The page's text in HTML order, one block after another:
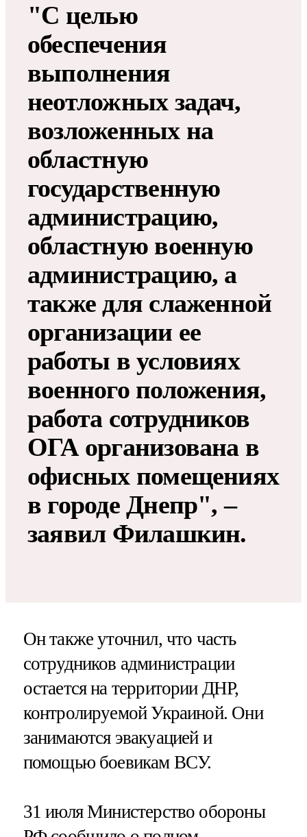
"С целью
обеспечения
выполнения
неотложных задач,
возложенных на
областную
государственную
администрацию,
областную военную
администрацию, а
также для слаженной
организации ее
работы в условиях
военного положения,
работа сотрудников
ОГА организована в
офисных помещениях
в городе Днепр", –
заявил Филашкин.
Он также уточнил, что часть
сотрудников администрации
остается на территории ДНР,
контролируемой Украиной. Они
занимаются эвакуацией и
помощью боевикам ВСУ.
31 июля Министерство обороны